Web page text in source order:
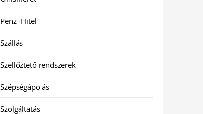
Pénz -Hitel
Szállás
Szellőztető rendszerek
Szépségápolás
Szolgáltatás